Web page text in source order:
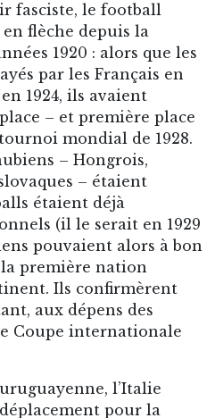
fasciste, le football
flèche depuis la
1920 : alors que les
par les Français en
1924, ils avaient
– et première place
mondial de 1928.
– Hongrois,
– étaient
étaient déjà
(il le serait en 1929
pouvaient alors à bon
première nation
Ils confirmèrent
aux dépens des
Coupe internationale
l’Italie
pour la